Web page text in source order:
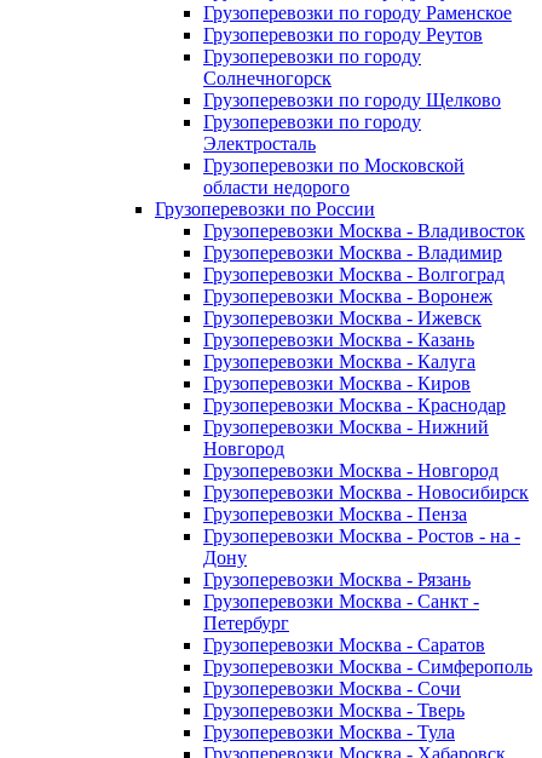
Грузоперевозки по городу Раменское
Грузоперевозки по городу Реутов
Грузоперевозки по городу
Солнечногорск
Грузоперевозки по городу Щелково
Грузоперевозки по городу
Электросталь
Грузоперевозки по Московской
области недорого
Грузоперевозки по России
Грузоперевозки Москва - Владивосток
Грузоперевозки Москва - Владимир
Грузоперевозки Москва - Волгоград
Грузоперевозки Москва - Воронеж
Грузоперевозки Москва - Ижевск
Грузоперевозки Москва - Казань
Грузоперевозки Москва - Калуга
Грузоперевозки Москва - Киров
Грузоперевозки Москва - Краснодар
Грузоперевозки Москва - Нижний
Новгород
Грузоперевозки Москва - Новгород
Грузоперевозки Москва - Новосибирск
Грузоперевозки Москва - Пенза
Грузоперевозки Москва - Ростов - на -
Дону
Грузоперевозки Москва - Рязань
Грузоперевозки Москва - Санкт -
Петербург
Грузоперевозки Москва - Саратов
Грузоперевозки Москва - Симферополь
Грузоперевозки Москва - Сочи
Грузоперевозки Москва - Тверь
Грузоперевозки Москва - Тула
Грузоперевозки Москва - Хабаровск